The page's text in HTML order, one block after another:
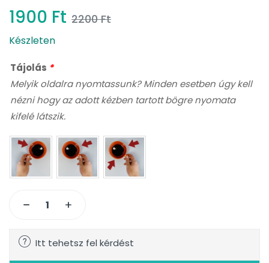
1900 Ft 2200Ft
Készleten
Tájolás *
Melyik oldalra nyomtassunk? Minden esetben úgy kell
nézni hogy az adott kézben tartott bögre nyomata
kifelé látszik.
Itt tehetsz fel kérdést